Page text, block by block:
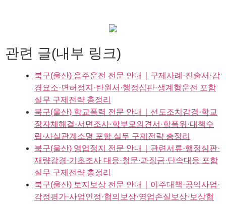
관련 글(내부 링크)
북구(울산) 음주운전 전문 안내｜구제사례·진술서·감
경요소·면허정지·탄원서·행정심판·생계형운전 포함
실무 구제전략 총정리
북구(울산) 학교폭력 전문 안내｜선도조치감경·학교
장자체해결·서면조사·학부모의견서·학폭위·대책수
립·사실관계소명 포함 실무 구제전략 총정리
북구(울산) 영업정지 전문 안내｜관련서류·행정심판·
재량감경·기초조사 대응·청문·과징금·단속대응 포함
실무 구제전략 총정리
북구(울산) 토지보상 전문 안내｜이주대책·공익사업·
감정평가·사업인정·협의보상·영업손실보상·보상협